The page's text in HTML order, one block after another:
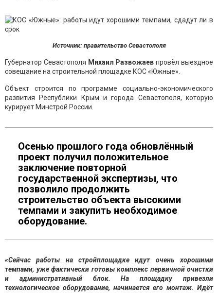
Источник: правительство Севастополя
Губернатор Севастополя Михаил Развожаев провёл выездное
совещание на строительной площадке КОС «Южные».
Объект строится по программе социально-экономического
развития Республики Крым и города Севастополя, которую
курирует Минстрой России.
Осенью прошлого года обновлённый
проект получил положительное
заключение повторной
государственной экспертизы, что
позволило продолжить
строительство объекта высокими
темпами и закупить необходимое
оборудование.
«Сейчас работы на стройплощадке идут очень хорошими
темпами, уже фактически готовы комплекс первичной очистки
и административный блок. На площадку привезли
технологическое оборудование, начинается его монтаж. Идёт